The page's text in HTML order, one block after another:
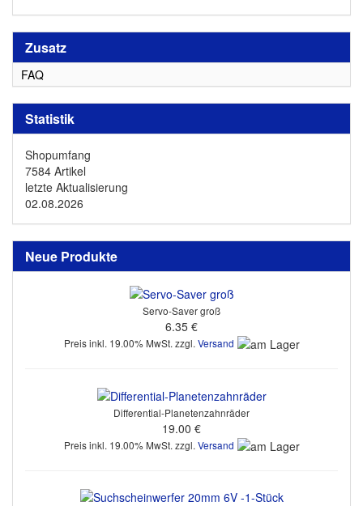
Zusatz
FAQ
Statistik
Shopumfang
7584 Artikel
letzte Aktualisierung
02.08.2026
Neue Produkte
Servo-Saver groß
6.35 €
Preis inkl. 19.00% MwSt. zzgl. Versand
Differential-Planetenzahnräder
19.00 €
Preis inkl. 19.00% MwSt. zzgl. Versand